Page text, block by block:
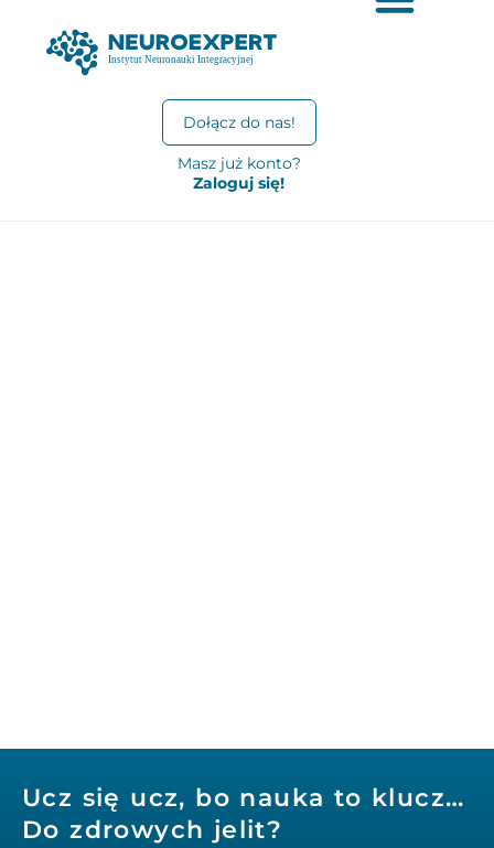
Dołącz do nas!
Masz już konto?
Zaloguj się!
Ucz się ucz, bo nauka to klucz…
Do zdrowych jelit?